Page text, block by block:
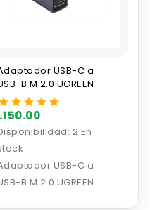
USB-C a
B M 2.0 UGREEN
2 En
USB-C a
B M 2.0 UGREEN